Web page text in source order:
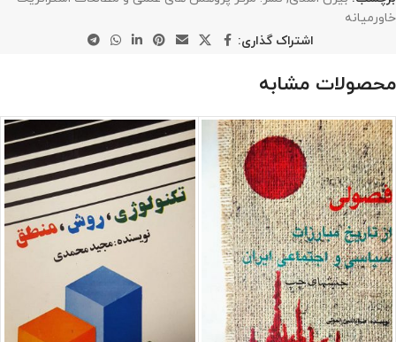
خاورمیانه
اشتراک گذاری:
محصولات مشابه